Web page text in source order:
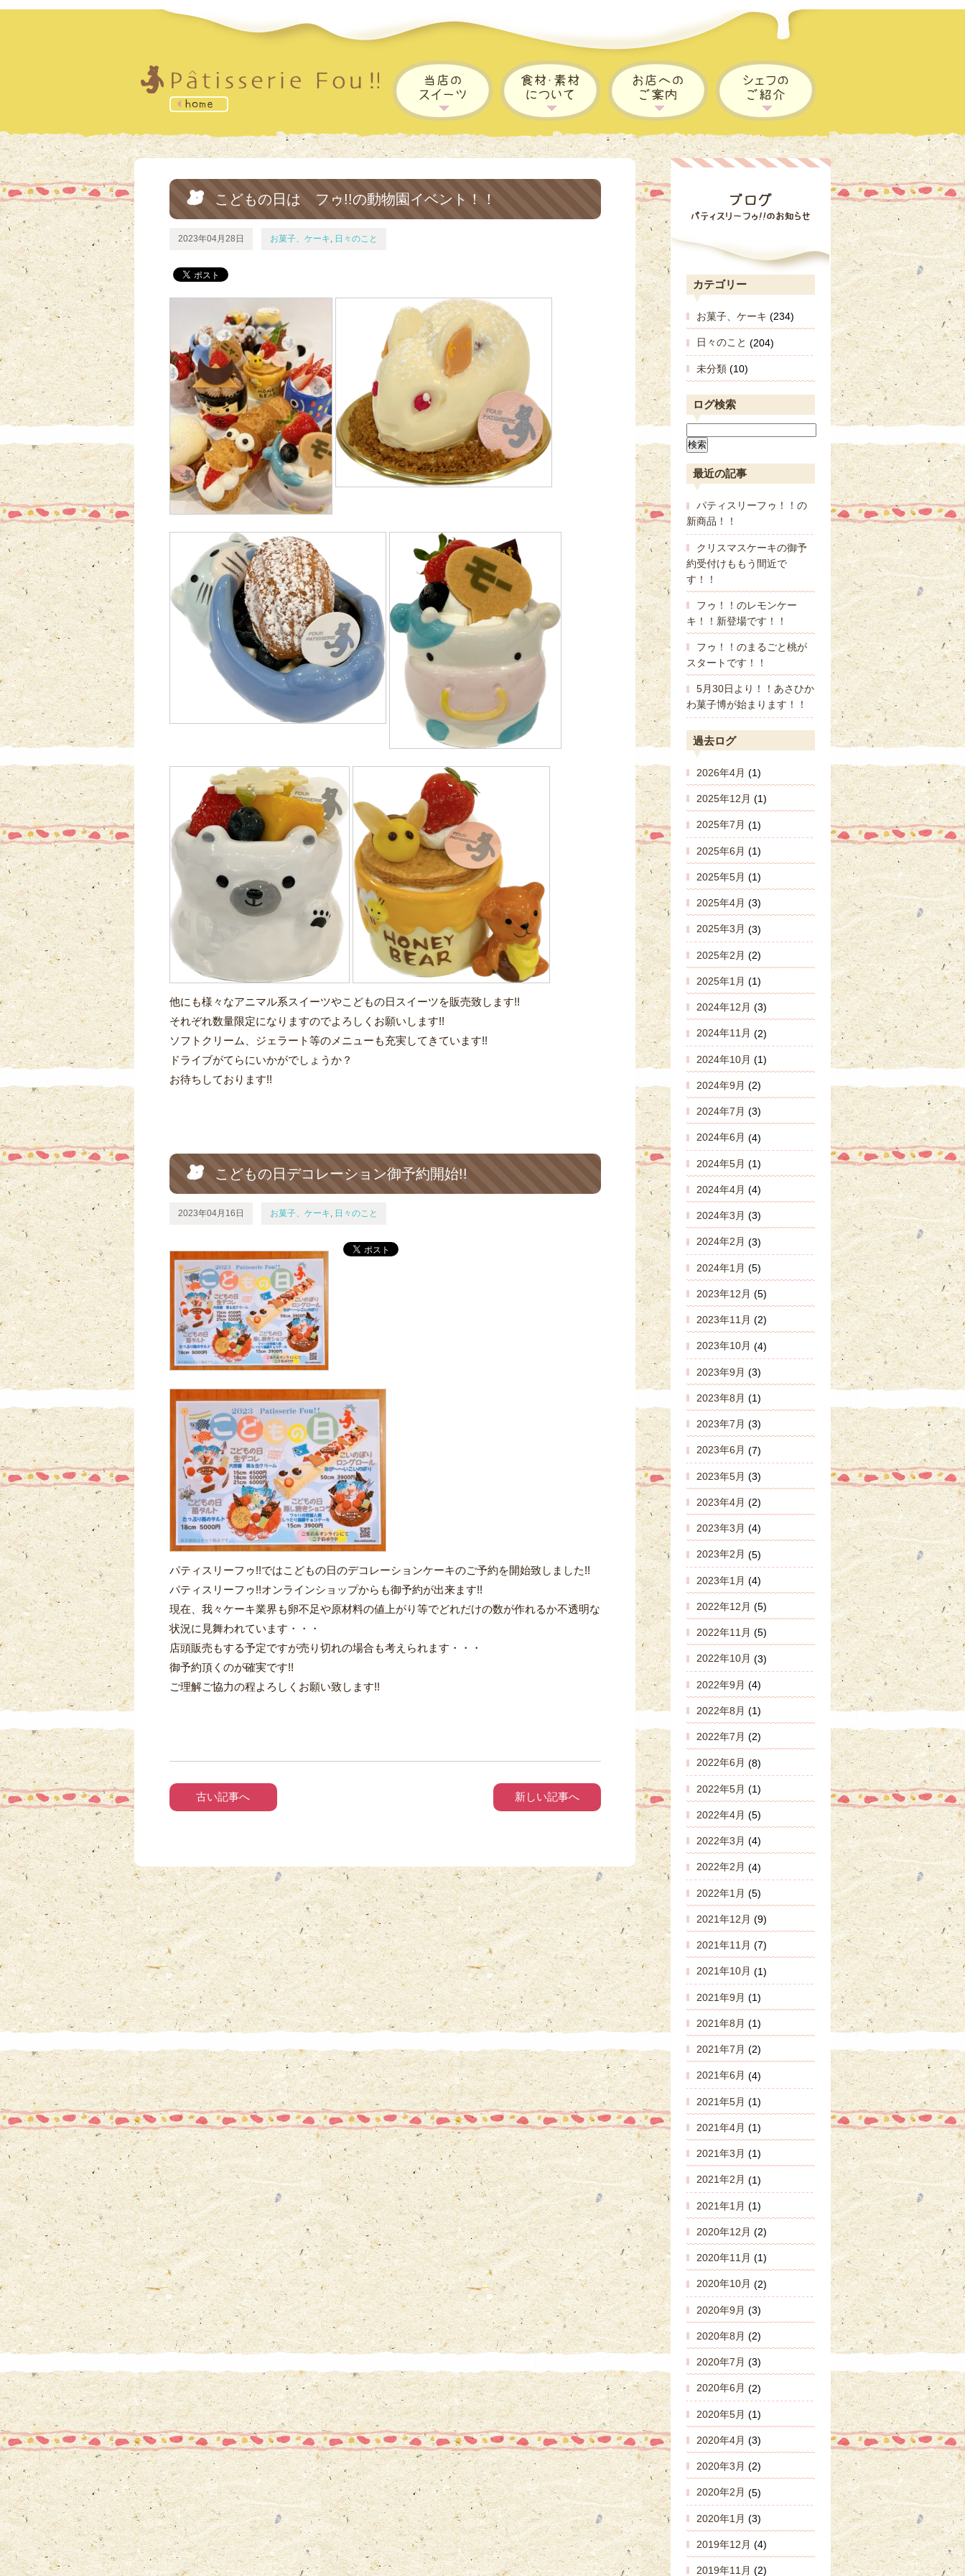
こどもの日は フゥ!!の動物園イベント！！
2023年04月28日 お菓子、ケーキ, 日々のこと
他にも様々なアニマル系スイーツやこどもの日スイーツを販売致します!!
それぞれ数量限定になりますのでよろしくお願いします!!
ソフトクリーム、ジェラート等のメニューも充実してきています!!
ドライブがてらにいかがでしょうか？
お待ちしております!!
こどもの日デコレーション御予約開始!!
2023年04月16日 お菓子、ケーキ, 日々のこと
パティスリーフゥ!!ではこどもの日のデコレーションケーキのご予約を開始致しました!!
パティスリーフゥ!!オンラインショップからも御予約が出来ます!!
現在、我々ケーキ業界も卵不足や原材料の値上がり等でどれだけの数が作れるか不透明な
状況に見舞われています・・・
店頭販売もする予定ですが売り切れの場合も考えられます・・・
御予約頂くのが確実です!!
ご理解ご協力の程よろしくお願い致します!!
古い記事へ 新しい記事へ
カテゴリー
お菓子、ケーキ (234)
日々のこと (204)
未分類 (10)
ログ検索
最近の記事
パティスリーフゥ！！の
新商品！！
クリスマスケーキの御予
約受付けももう間近で
す！！
フゥ！！のレモンケー
キ！！新登場です！！
フゥ！！のまるごと桃が
スタートです！！
5月30日より！！あさひか
わ菓子博が始まります！！
過去ログ
2026年4月 (1)
2025年12月 (1)
2025年7月 (1)
2025年6月 (1)
2025年5月 (1)
2025年4月 (3)
2025年3月 (3)
2025年2月 (2)
2025年1月 (1)
2024年12月 (3)
2024年11月 (2)
2024年10月 (1)
2024年9月 (2)
2024年7月 (3)
2024年6月 (4)
2024年5月 (1)
2024年4月 (4)
2024年3月 (3)
2024年2月 (3)
2024年1月 (5)
2023年12月 (5)
2023年11月 (2)
2023年10月 (4)
2023年9月 (3)
2023年8月 (1)
2023年7月 (3)
2023年6月 (7)
2023年5月 (3)
2023年4月 (2)
2023年3月 (4)
2023年2月 (5)
2023年1月 (4)
2022年12月 (5)
2022年11月 (5)
2022年10月 (3)
2022年9月 (4)
2022年8月 (1)
2022年7月 (2)
2022年6月 (8)
2022年5月 (1)
2022年4月 (5)
2022年3月 (4)
2022年2月 (4)
2022年1月 (5)
2021年12月 (9)
2021年11月 (7)
2021年10月 (1)
2021年9月 (1)
2021年8月 (1)
2021年7月 (2)
2021年6月 (4)
2021年5月 (1)
2021年4月 (1)
2021年3月 (1)
2021年2月 (1)
2021年1月 (1)
2020年12月 (2)
2020年11月 (1)
2020年10月 (2)
2020年9月 (3)
2020年8月 (2)
2020年7月 (3)
2020年6月 (2)
2020年5月 (1)
2020年4月 (3)
2020年3月 (2)
2020年2月 (5)
2020年1月 (3)
2019年12月 (4)
2019年11月 (2)